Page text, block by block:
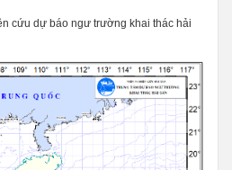
cứu dự báo ngư trường khai thác hải